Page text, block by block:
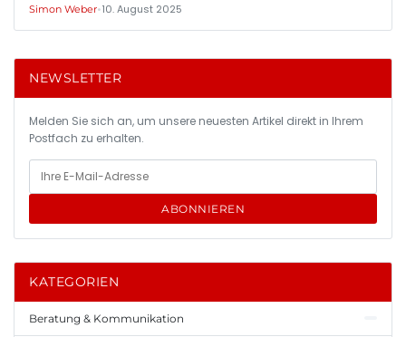
Simon Weber•10. August 2025
NEWSLETTER
Melden Sie sich an, um unsere neuesten Artikel direkt in Ihrem
Postfach zu erhalten.
ABONNIEREN
KATEGORIEN
Beratung & Kommunikation